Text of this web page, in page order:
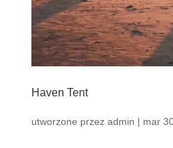
Haven Tent
utworzone przez admin | mar